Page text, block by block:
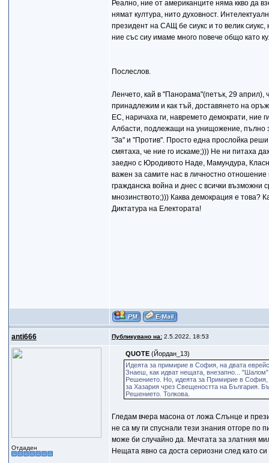
Реално, ние от американците няма ккво да
нямат култура, нито духовност.
президент на САЩ бе сиукс и то велик
ние със сиу имаме много повече общо като
Послеслов.
Ленчето, кай в "Панорама"(петък, 29
принадлежим и как тъй, доставянето на
ЕС, наричаха ги, навремето демократи, ние
Албасти, подлежащи на унищожение, пълно
"За" и "Против". Просто една прослойка
смятаха, че ние го искаме;))) Не ни питаха
заедно с Юродивото Наде, Мамундура,
важен за самите нас в личностно отношение
гражданска война и днес с всички възможни
мнозинството;))) Каква демокрация е това?
Диктатура на Електората!
anti666 Публикувано на:2.5.2022, 18:53
Отдаден
QUOTE (Йордан_13)
Идеята за примирие в София, на двата
Знаеш, как идват нещата, внезапно...
Решението. Но, идеята за Примирие в София,
за Хазария чрез Свещеността на България.
Решението. Толкова.
Гледам вчера масона от ложа Слънце и
не са му ги спуснали тези знания отгоре
може би случайно да. Мечтата за златния
Нещата явно са доста сериозни след като